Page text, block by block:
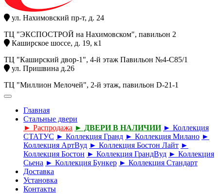
ул. Нахимовский пр-т, д. 24
ТЦ "ЭКСПОСТРОЙ на Нахимовском", павильон 2
Каширское шоссе, д. 19, к1
ТЦ "Каширский двор-1", 4-й этаж Павильон №4-С85/1
ул. Пришвина д.26
ТЦ "Миллион Мелочей", 2-й этаж, павильон D-21-1
Главная
Стальные двери
► Распродажа ► ДВЕРИ В НАЛИЧИИ ► Коллекция
СТАТУС ► Коллекция Гранд ► Коллекция Милано ►
Коллекция АртВуд ► Коллекция Бостон Лайт ►
Коллекция Бостон ► Коллекция ГрандВуд ► Коллекция
Сьена ► Коллекция Бункер ► Коллекция Стандарт
Доставка
Установка
Контакты